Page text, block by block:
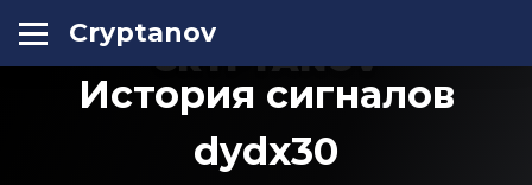
Cryptanov
CRYPTANOV
История сигналов
dydx30